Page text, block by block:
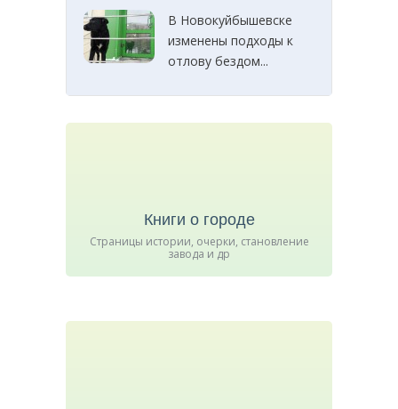
В Новокуйбышевске
изменены подходы к
отлову бездом...
Книги о городе
Страницы истории, очерки, становление
завода и др